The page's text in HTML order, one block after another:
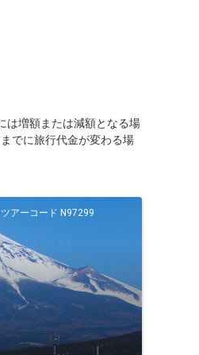
は増額または減額となる場
でに旅行代金が変わる場
ツアーコード N97299